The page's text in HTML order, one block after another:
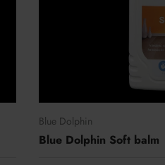
Blue Dolphin
Blue Dolphin Soft balm